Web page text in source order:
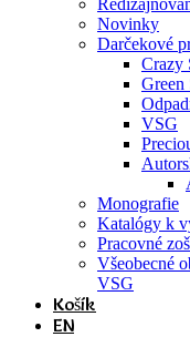
Novinky
Darčekové
Crazy
Green
VSG
Monografie
Katalógy k
Pracovné
Všeobecné
VSG
Košík
EN